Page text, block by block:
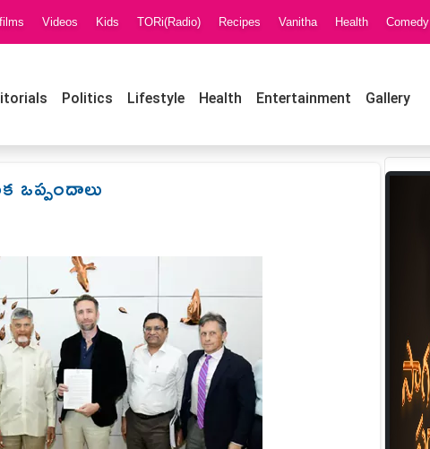
Videos Kids TORi(Radio) Recipes Vanitha Health Comedy
Politics Lifestyle Health Entertainment Gallery
ఒప్పందాలు